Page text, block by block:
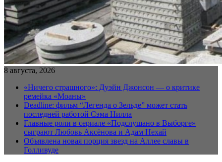
8 августа, 2026
«Ничего страшного»: Дуэйн Джонсон — о критике
ремейка «Моаны»
Deadline: фильм “Легенда о Зельде” может стать
последней работой Сэма Нилла
Главные роли в сериале «Подслушано в Выборге»
сыграют Любовь Аксёнова и Адам Нехай
Объявлена новая порция звезд на Аллее славы в
Голливуде